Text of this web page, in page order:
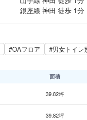
銀座線 神田 徒歩 1分
#OAフロア #男女トイレ
面積
39.82坪
39.82坪